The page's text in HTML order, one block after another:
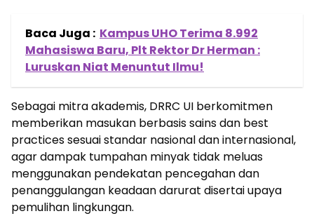
Baca Juga : Kampus UHO Terima 8.992
Mahasiswa Baru, Plt Rektor Dr Herman :
Luruskan Niat Menuntut Ilmu!
Sebagai mitra akademis, DRRC UI berkomitmen
memberikan masukan berbasis sains dan best
practices sesuai standar nasional dan internasional,
agar dampak tumpahan minyak tidak meluas
menggunakan pendekatan pencegahan dan
penanggulangan keadaan darurat disertai upaya
pemulihan lingkungan.